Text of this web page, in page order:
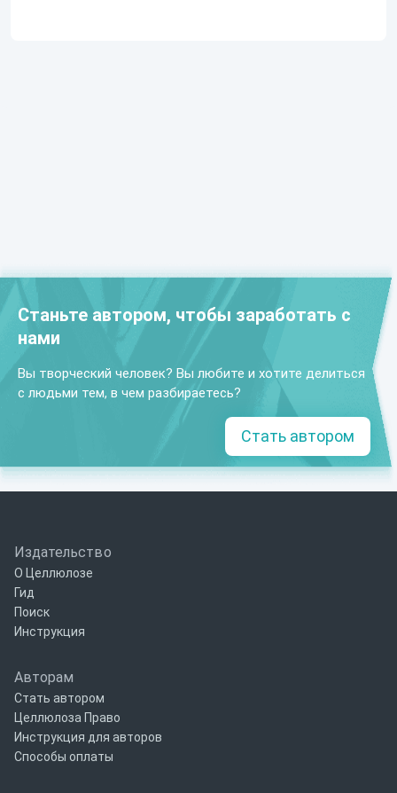
Станьте автором, чтобы заработать с
нами
Вы творческий человек? Вы любите и хотите делиться
с людьми тем, в чем разбираетесь?
Стать автором
Издательство
О Целлюлозе
Гид
Поиск
Инструкция
Авторам
Стать автором
Целлюлоза Право
Инструкция для авторов
Способы оплаты